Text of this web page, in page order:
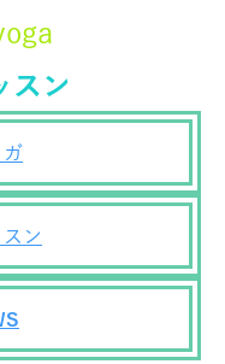
スン
ン